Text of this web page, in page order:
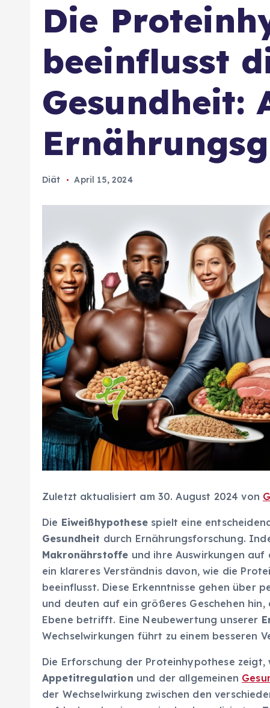
Die
beeinflusst
Gesundheit:
Diät April 15, 2024
Zuletzt aktualisiert am 30. August 2024 von
Die Eiweißhypothese spielt eine
Gesundheit durch Ernährungsforschung.
Makronährstoffe und ihre Auswirkungen
ein klareres Verständnis davon, wie die
beeinflusst. Diese Erkenntnisse gehen über
und deuten auf ein größeres Geschehen
Ebene betrifft. Eine Neubewertung unserer
Wechselwirkungen führt zu einem besseren
Die Erforschung der Proteinhypothese
Appetitregulation und der allgemeinen
der Wechselwirkung zwischen den